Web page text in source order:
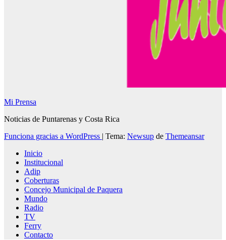
Mi Prensa
Noticias de Puntarenas y Costa Rica
Funciona gracias a WordPress | Tema: Newsup de Themeansar
Inicio
Institucional
Adip
Coberturas
Concejo Municipal de Paquera
Mundo
Radio
TV
Ferry
Contacto